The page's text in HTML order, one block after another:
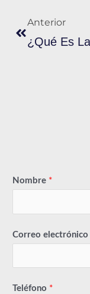
Anterior
Nombre *
Correo electrónico
Teléfono *